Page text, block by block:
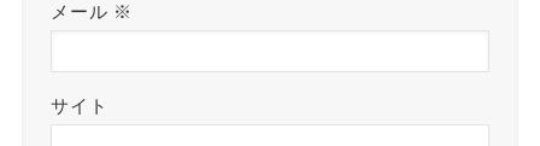
メール ※
サイト